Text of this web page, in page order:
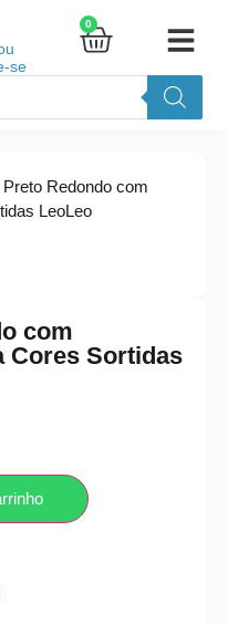
se
0
Redondo com
LeoLeo
com
Cores Sortidas